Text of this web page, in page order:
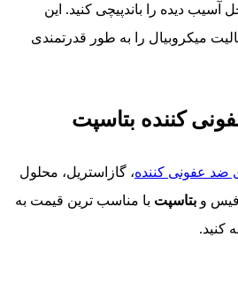
آسیب دیده را باندپیچی کنید. این
میکروبیال را به طور قدرتمندی
کننده بتاسپت
ضد عفونی کننده، گازاستریل، محلول
و بتاسپت با مناسب ترین قیمت به
کنید.